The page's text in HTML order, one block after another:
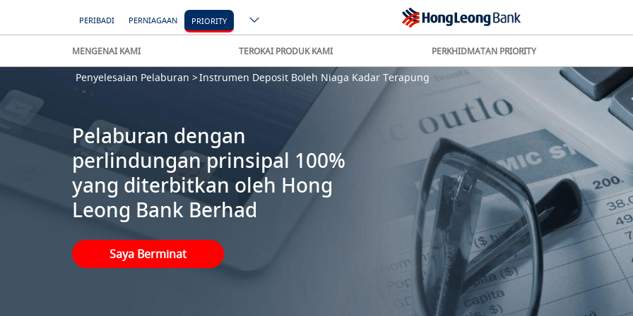
PERIBADI PERNIAGAAN PRIORITY
MENGENAI KAMI TEROKAI PRODUK KAMI PERKHIDMATAN PRIORITY
Penyelesaian Pelaburan >Instrumen Deposit Boleh Niaga Kadar Terapung
Pelaburan dengan
perlindungan prinsipal 100%
yang diterbitkan oleh Hong
Leong Bank Berhad
Saya Berminat